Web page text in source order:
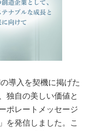
導入を契機に掲げた
独自の美しい価値と
ポレートメッセージ
を発信しました。こ